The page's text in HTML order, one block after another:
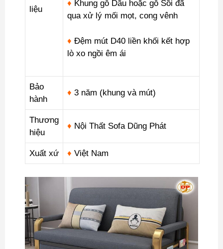
liệu
♦ Khung gỗ Dầu hoặc gỗ Sồi đã
qua xử lý mối mọt, cong vênh
♦ Đệm mút D40 liền khối kết hợp
lò xo ngồi êm ái
Bảo
hành
♦ 3 năm (khung và mút)
Thương
hiệu
♦ Nội Thất Sofa Dũng Phát
Xuất xứ ♦ Việt Nam